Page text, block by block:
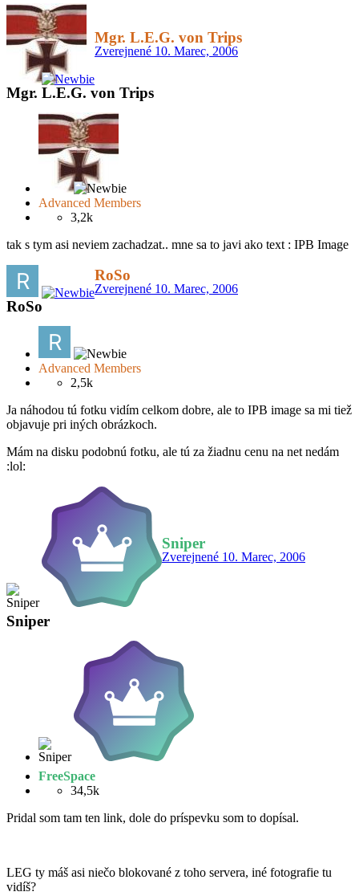
Mgr. L.E.G. von Trips
Zverejnené 10. Marec, 2006
Mgr. L.E.G. von Trips
Advanced Members
3,2k
tak s tym asi neviem zachadzat.. mne sa to javi ako text : IPB Image
RoSo
Zverejnené 10. Marec, 2006
RoSo
Advanced Members
2,5k
Ja náhodou tú fotku vidím celkom dobre, ale to IPB image sa mi tiež
objavuje pri iných obrázkoch.
Mám na disku podobnú fotku, ale tú za žiadnu cenu na net nedám
:lol:
Sniper
Zverejnené 10. Marec, 2006
Sniper
FreeSpace
34,5k
Pridal som tam ten link, dole do príspevku som to dopísal.
LEG ty máš asi niečo blokované z toho servera, iné fotografie tu
vidíš?